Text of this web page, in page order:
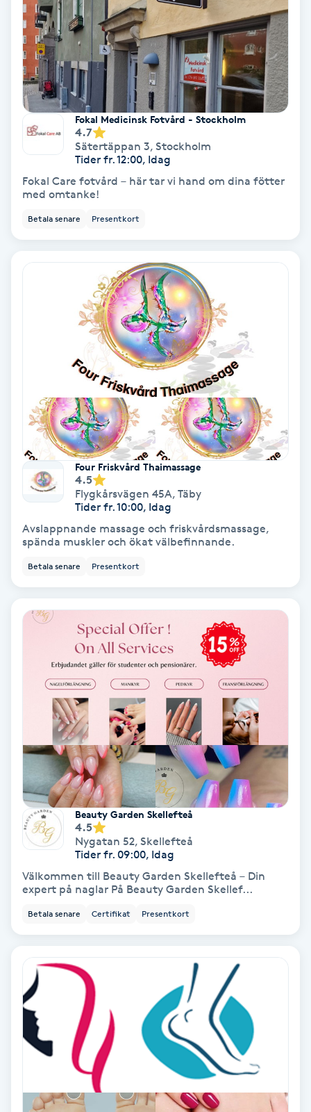
Tandblekning
Tandläkare
Tatuering
Tatueringsborttagning
Terapi
Thaimassage
Triggerpunktsmassage
Trådning
Träning
Tvätt & Fön
Vaccination
Vampyrbehandling
Vaxning
Vaxning brasiliansk
Veterinär
Vibrationsmassage
Vinyasa Yoga
Volymfransar
Yin Yoga
Yoga Nidra
Yogamassage
Fokal Medicinsk Fotvård - Stockholm
4.7
Sätertäppan 3, Stockholm
Tider fr. 12:00, Idag
Fokal Care fotvård – här tar vi hand om dina fötter
med omtanke!
Betala senare Presentkort
Four Friskvård Thaimassage
4.5
Flygkårsvägen 45A, Täby
Tider fr. 10:00, Idag
Avslappnande massage och friskvårdsmassage,
spända muskler och ökat välbefinnande.
Betala senare Presentkort
Beauty Garden Skellefteå
4.5
Nygatan 52, Skellefteå
Tider fr. 09:00, Idag
Välkommen till Beauty Garden Skellefteå – Din
expert på naglar På Beauty Garden Skellef...
Betala senare Certifikat Presentkort